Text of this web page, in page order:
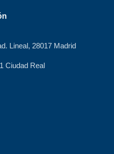
Lineal, 28017 Madrid
Ciudad Real